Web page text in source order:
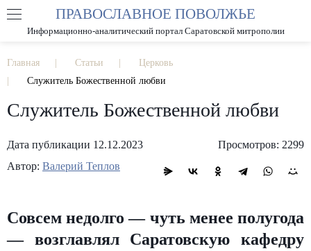
РАЗМЕР ШРИФТА А А
ПРАВОСЛАВНОЕ ПОВОЛЖЬЕ
Информационно-аналитический портал Саратовской митрополии
Главная Статьи
Церковь
Служитель Божественной любви
Служитель Божественной любви
Дата публикации 12.12.2023
Просмотров: 2299
Автор: Валерий Теплов
Совсем недолго — чуть менее полугода
— возглавлял Саратовскую кафедру